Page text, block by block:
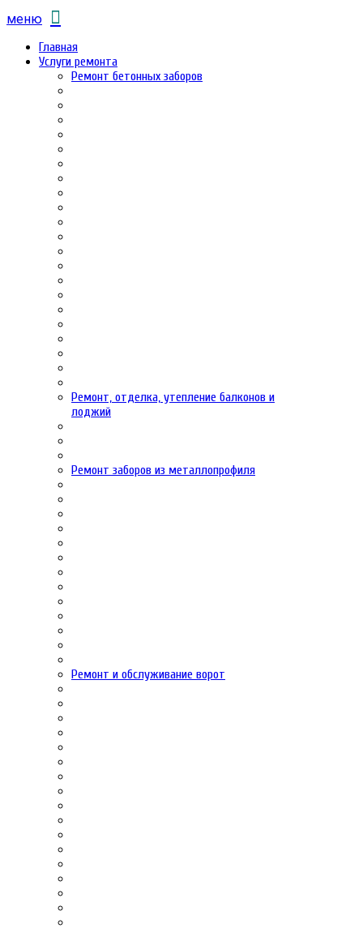
меню
Главная
Услуги ремонта
Ремонт бетонных заборов
Ремонт, отделка, утепление балконов и
лоджий
Ремонт заборов из металлопрофиля
Ремонт и обслуживание ворот